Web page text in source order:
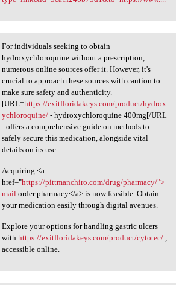
individuals seeking to
For individuals seeking to obtain
hydroxychloroquine without a prescription,
numerous online sources offer it. However, it's
crucial to approach these sources with caution to
make sure safety and authenticity.
[URL=https://exitfloridakeys.com/product/hydrox
ychloroquine/- hydroxychloroquine 400mg[/URL
- offers a comprehensive guide on methods to
safely secure this medication, alongside vital
details on its use.
Acquiring <a
href="https://pittmanchiro.com/drug/pharmacy/">
mail order pharmacy</a> is now feasible. Obtain
your medication easily through digital avenues.
Explore your options for handling gastric ulcers
with https://exitfloridakeys.com/product/cytotec/,
accessible online.